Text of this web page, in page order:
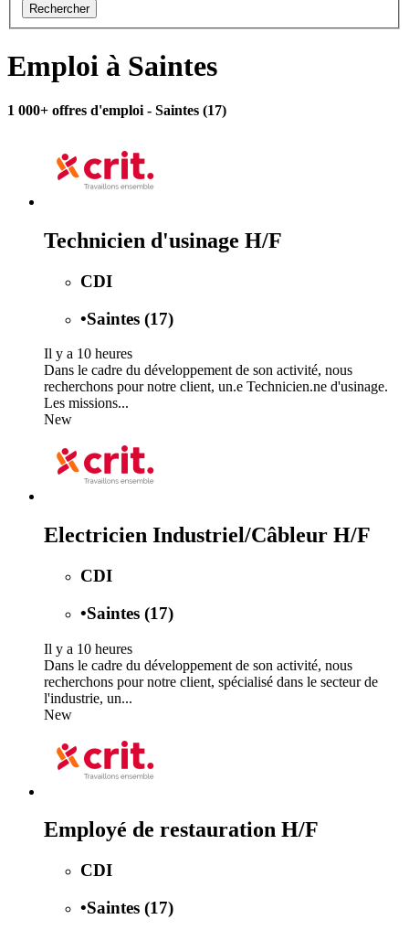
Rechercher
Emploi à Saintes
1 000+ offres d'emploi - Saintes (17)
Technicien d'usinage H/F
CDI
•Saintes (17)
Il y a 10 heures
Dans le cadre du développement de son activité, nous
recherchons pour notre client, un.e Technicien.ne d'usinage.
Les missions...
New
Electricien Industriel/Câbleur H/F
CDI
•Saintes (17)
Il y a 10 heures
Dans le cadre du développement de son activité, nous
recherchons pour notre client, spécialisé dans le secteur de
l'industrie, un...
New
Employé de restauration H/F
CDI
•Saintes (17)